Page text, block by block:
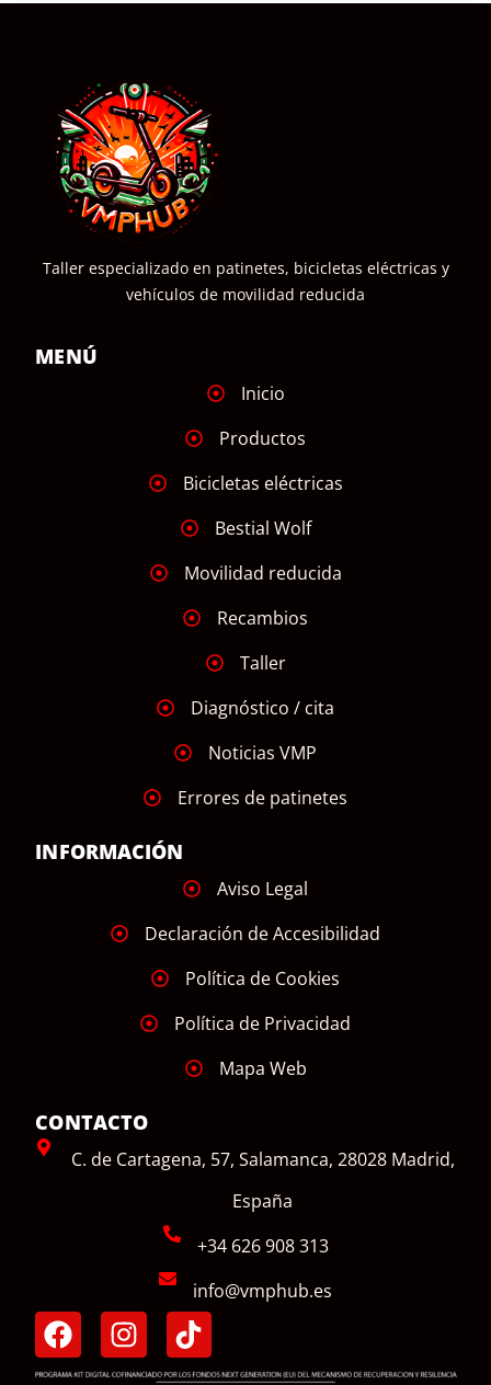
Taller especializado en patinetes, bicicletas eléctricas y
vehículos de movilidad reducida
MENÚ
Inicio
Productos
Bicicletas eléctricas
Bestial Wolf
Movilidad reducida
Recambios
Taller
Diagnóstico / cita
Noticias VMP
Errores de patinetes
INFORMACIÓN
Aviso Legal
Declaración de Accesibilidad
Política de Cookies
Política de Privacidad
Mapa Web
CONTACTO
C. de Cartagena, 57, Salamanca, 28028 Madrid,
España
+34 626 908 313
info@vmphub.es